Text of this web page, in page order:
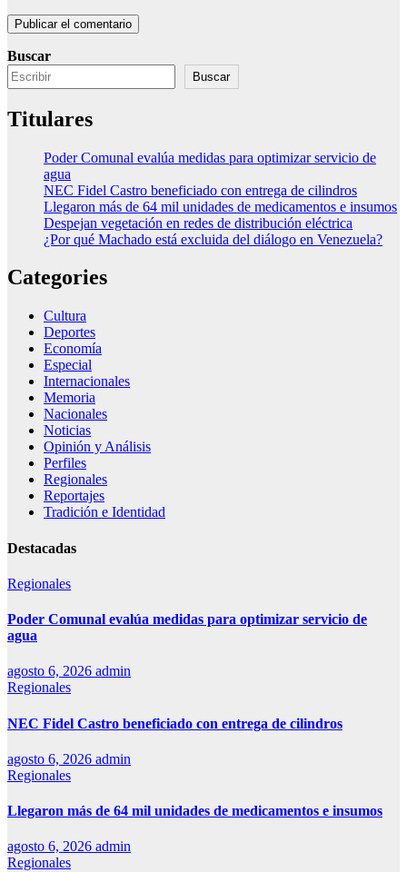
Buscar
Buscar
Titulares
Poder Comunal evalúa medidas para optimizar servicio de
agua
NEC Fidel Castro beneficiado con entrega de cilindros
Llegaron más de 64 mil unidades de medicamentos e insumos
Despejan vegetación en redes de distribución eléctrica
¿Por qué Machado está excluida del diálogo en Venezuela?
Categories
Cultura
Deportes
Economía
Especial
Internacionales
Memoria
Nacionales
Noticias
Opinión y Análisis
Perfiles
Regionales
Reportajes
Tradición e Identidad
Destacadas
Regionales
Poder Comunal evalúa medidas para optimizar servicio de
agua
agosto 6, 2026 admin
Regionales
NEC Fidel Castro beneficiado con entrega de cilindros
agosto 6, 2026 admin
Regionales
Llegaron más de 64 mil unidades de medicamentos e insumos
agosto 6, 2026 admin
Regionales